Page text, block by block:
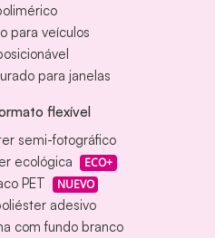
para veículos
para janelas
flexível
semi-fotográfico
ecológica
ECO+
PET NUEVO
adesivo
com fundo branco